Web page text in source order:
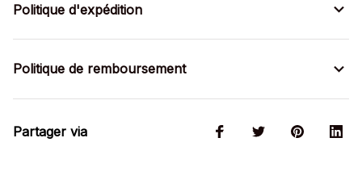
Politique d'expédition
Politique de remboursement
Partager via